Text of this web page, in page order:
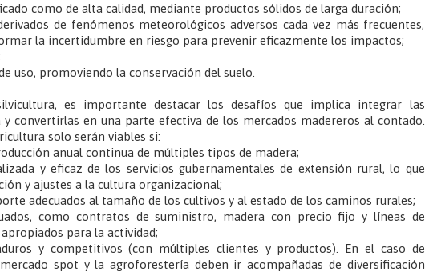
como de alta calidad, mediante productos sólidos de larga duración;
de fenómenos meteorológicos adversos cada vez más frecuentes,
la incertidumbre en riesgo para prevenir eficazmente los impactos;
uso, promoviendo la conservación del suelo.
es importante destacar los desafíos que implica integrar las
convertirlas en una parte efectiva de los mercados madereros al contado.
solo serán viables si:
anual continua de múltiples tipos de madera;
y eficaz de los servicios gubernamentales de extensión rural, lo que
y ajustes a la cultura organizacional;
adecuados al tamaño de los cultivos y al estado de los caminos rurales;
como contratos de suministro, madera con precio fijo y líneas de
para la actividad;
y competitivos (con múltiples clientes y productos). En el caso de
spot y la agroforestería deben ir acompañadas de diversificación